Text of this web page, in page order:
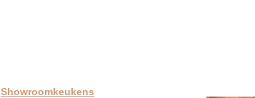
Showroomkeukens